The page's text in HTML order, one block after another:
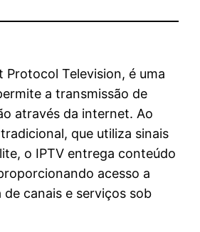
Protocol Television, é uma
a transmissão de
através da internet. Ao
que utiliza sinais
o IPTV entrega conteúdo
acesso a
de canais e serviços sob